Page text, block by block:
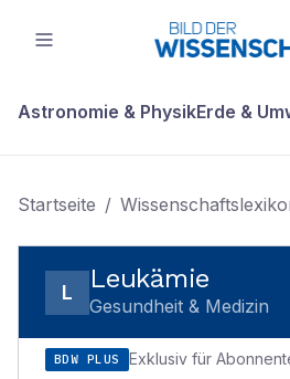
Astronomie & PhysikErde &
Startseite /
L Leukämie
Gesundheit & Medizin
BDW PLUS Exklusiv für